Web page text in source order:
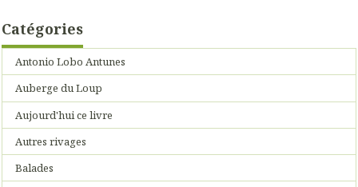
Catégories
Antonio Lobo Antunes
Auberge du Loup
Aujourd'hui ce livre
Autres rivages
Balades